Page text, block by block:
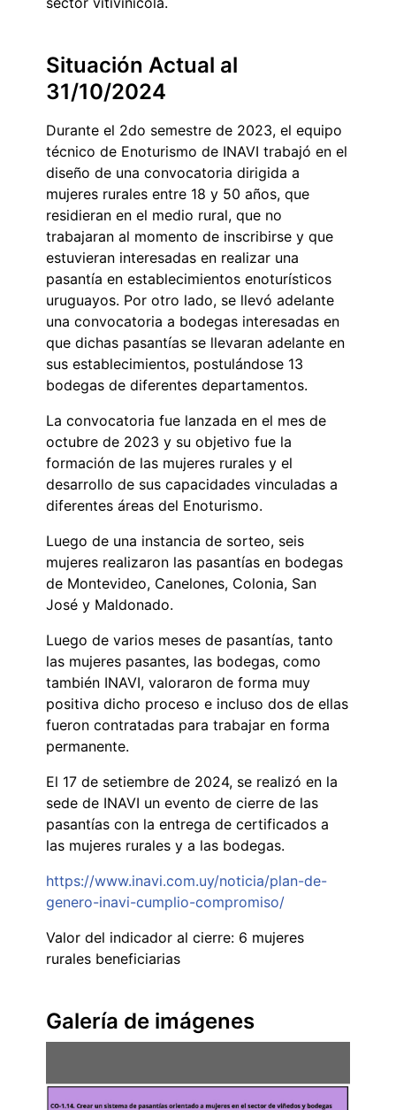
Situación Actual al
31/10/2024
Durante el 2do semestre de 2023, el equipo
técnico de Enoturismo de INAVI trabajó en el
diseño de una convocatoria dirigida a
mujeres rurales entre 18 y 50 años, que
residieran en el medio rural, que no
trabajaran al momento de inscribirse y que
estuvieran interesadas en realizar una
pasantía en establecimientos enoturísticos
uruguayos. Por otro lado, se llevó adelante
una convocatoria a bodegas interesadas en
que dichas pasantías se llevaran adelante en
sus establecimientos, postulándose 13
bodegas de diferentes departamentos.
La convocatoria fue lanzada en el mes de
octubre de 2023 y su objetivo fue la
formación de las mujeres rurales y el
desarrollo de sus capacidades vinculadas a
diferentes áreas del Enoturismo.
Luego de una instancia de sorteo, seis
mujeres realizaron las pasantías en bodegas
de Montevideo, Canelones, Colonia, San
José y Maldonado.
Luego de varios meses de pasantías, tanto
las mujeres pasantes, las bodegas, como
también INAVI, valoraron de forma muy
positiva dicho proceso e incluso dos de ellas
fueron contratadas para trabajar en forma
permanente.
El 17 de setiembre de 2024, se realizó en la
sede de INAVI un evento de cierre de las
pasantías con la entrega de certificados a
las mujeres rurales y a las bodegas.
https://www.inavi.com.uy/noticia/plan-de-
genero-inavi-cumplio-compromiso/
Valor del indicador al cierre: 6 mujeres
rurales beneficiarias
Galería de imágenes